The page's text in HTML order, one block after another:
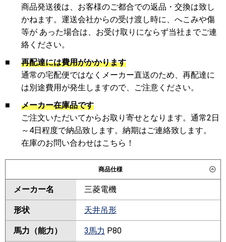
商品発送後は、お客様のご都合での返品・交換は致し
かねます。運送会社からの受け渡し時に、へこみや傷
等が あった場合は、お受け取りにならず当社までご連
絡ください。
■
再配達には費用がかかります
通常の宅配便ではなくメーカー直送のため、再配達に
は別途費用が発生しますので、ご注意ください。
■
メーカー在庫品です
ご注文いただいてからお取り寄せとなります。通常2日
～4日程度で納品致します。納期はご連絡致します。
在庫のお問い合わせはこちら！
商品仕様
メーカー名 三菱電機
形状 天井吊形
馬力（能力） 3馬力 P80